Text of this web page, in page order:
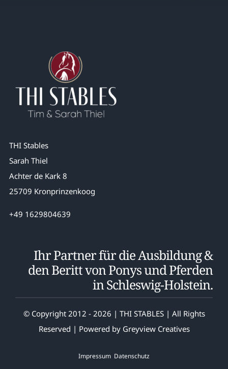
THI Stables
Sarah Thiel
Achter de Kark 8
25709 Kronprinzenkoog
+49 1629804639
Ihr Partner für die Ausbildung &
den Beritt von Ponys und Pferden
in Schleswig-Holstein.
© Copyright 2012 - 2026 | THI STABLES | All Rights
Reserved | Powered by Greyview Creatives
Impressum Datenschutz